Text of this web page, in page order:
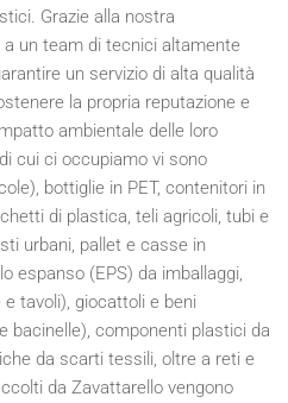
Grazie alla nostra
un team di tecnici altamente
un servizio di alta qualità
la propria reputazione e
ambientale delle loro
cui ci occupiamo vi sono
bottiglie in PET, contenitori in
di plastica, teli agricoli, tubi e
urbani, pallet e casse in
espanso (EPS) da imballaggi,
tavoli), giocattoli e beni
bacinelle), componenti plastici da
da scarti tessili, oltre a reti e
da Zavattarello vengono